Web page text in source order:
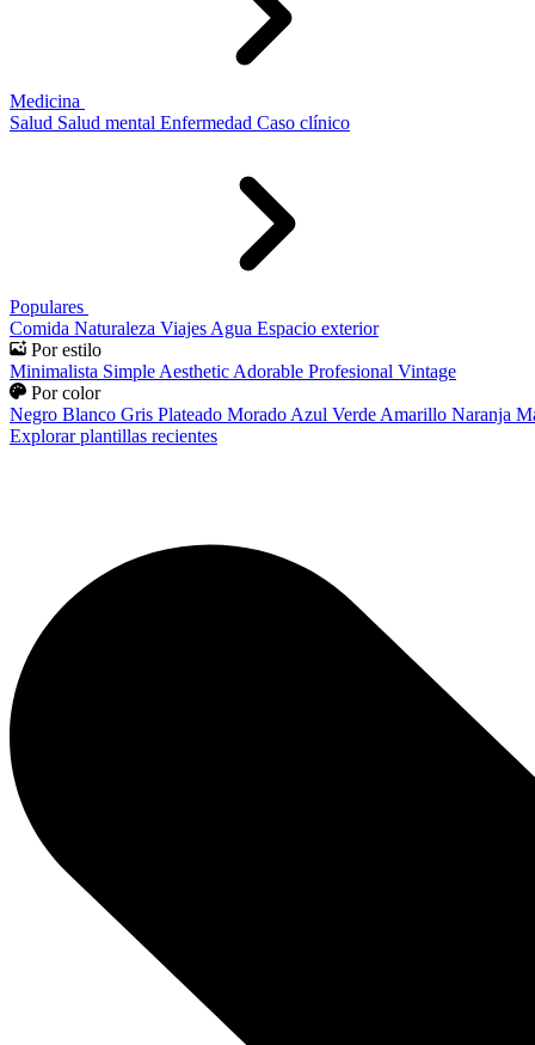
Medicina
Salud Salud mental Enfermedad Caso clínico
Populares
Comida Naturaleza Viajes Agua Espacio exterior
Por estilo
Minimalista Simple Aesthetic Adorable Profesional Vintage
Por color
Negro Blanco Gris Plateado Morado Azul Verde Amarillo Naranja
Explorar plantillas recientes